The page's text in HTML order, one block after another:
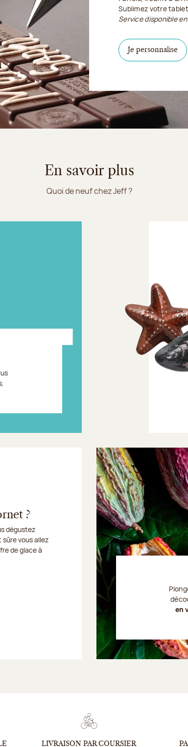
Sublimez votre
Service disponible
Je personnaliseJe
En savoir plus
Quoi de neuf chez Jeff ?
?
dégustez
vous allez
de glace à
ici pour savoir où les retrouver
en
LIVRAISON PAR COURSIER